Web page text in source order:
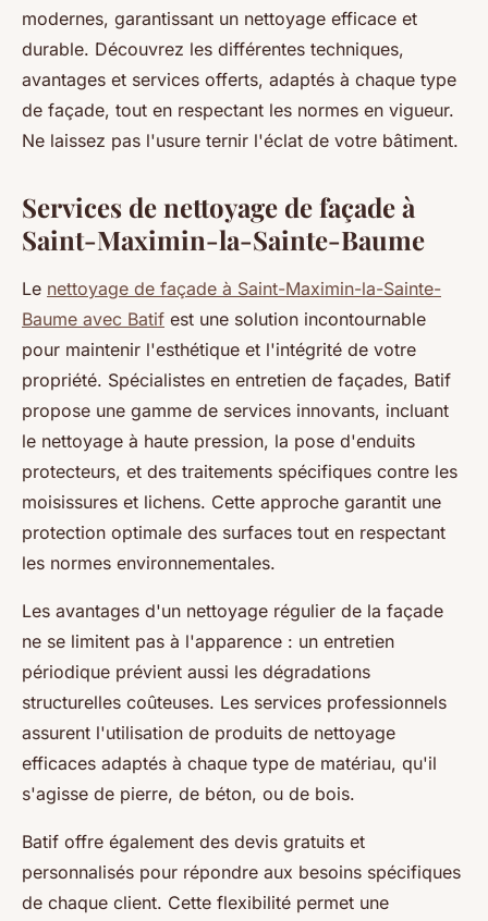
Benjamin•25 décembre 2024 •3 min de lecture
modernes, garantissant un nettoyage efficace et
durable. Découvrez les différentes techniques,
avantages et services offerts, adaptés à chaque type
de façade, tout en respectant les normes en vigueur.
Ne laissez pas l'usure ternir l'éclat de votre bâtiment.
Services de nettoyage de façade à
Saint-Maximin-la-Sainte-Baume
Le nettoyage de façade à Saint-Maximin-la-Sainte-
Baume avec Batif est une solution incontournable
pour maintenir l'esthétique et l'intégrité de votre
propriété. Spécialistes en entretien de façades, Batif
propose une gamme de services innovants, incluant
le nettoyage à haute pression, la pose d'enduits
protecteurs, et des traitements spécifiques contre les
moisissures et lichens. Cette approche garantit une
protection optimale des surfaces tout en respectant
les normes environnementales.
Les avantages d'un nettoyage régulier de la façade
ne se limitent pas à l'apparence : un entretien
périodique prévient aussi les dégradations
structurelles coûteuses. Les services professionnels
assurent l'utilisation de produits de nettoyage
efficaces adaptés à chaque type de matériau, qu'il
s'agisse de pierre, de béton, ou de bois.
Batif offre également des devis gratuits et
personnalisés pour répondre aux besoins spécifiques
de chaque client. Cette flexibilité permet une